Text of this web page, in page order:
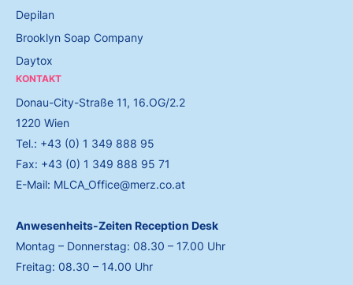
Depilan
Brooklyn Soap Company
Daytox
KONTAKT
Donau-City-Straße 11, 16.OG/2.2
1220 Wien
Tel.: +43 (0) 1 349 888 95
Fax: +43 (0) 1 349 888 95 71
E-Mail: MLCA_Office@merz.co.at
Anwesenheits-Zeiten Reception Desk
Montag – Donnerstag: 08.30 – 17.00 Uhr
Freitag: 08.30 – 14.00 Uhr